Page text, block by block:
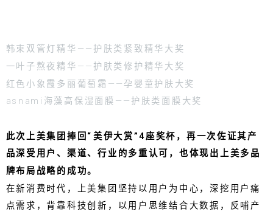
韩束双管灯精华——护肤类紧致精华大奖
一叶子熬夜精华——护肤类修护精华大奖
红色小象霞多丽葡萄霜——孕婴童护肤大奖
asnami海藻高保湿面膜——护肤类面膜大奖
此次上美集团捧回“美伊大赏”4座奖杯，再一次佐证其产
品深受用户、渠道、行业的多重认可，也体现出上美多品
牌布局战略的成功。
在新消费时代，上美集团坚持以用户为中心，深挖用户痛
点需求，背靠科技创新，以用户思维结合大数据，反哺产